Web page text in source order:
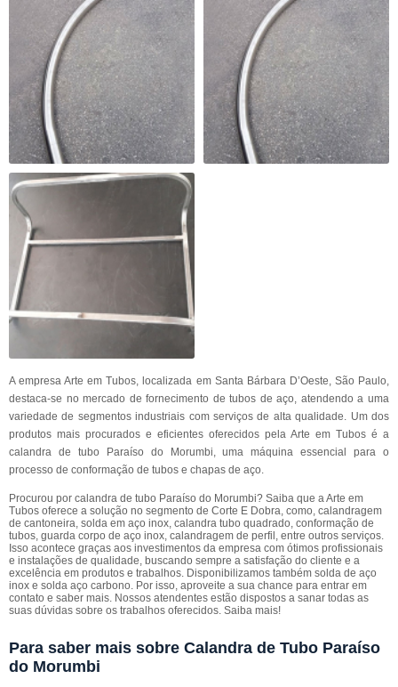
A empresa Arte em Tubos, localizada em Santa Bárbara D’Oeste, São Paulo,
destaca-se no mercado de fornecimento de tubos de aço, atendendo a uma
variedade de segmentos industriais com serviços de alta qualidade. Um dos
produtos mais procurados e eficientes oferecidos pela Arte em Tubos é a
calandra de tubo Paraíso do Morumbi, uma máquina essencial para o
processo de conformação de tubos e chapas de aço.
Procurou por calandra de tubo Paraíso do Morumbi? Saiba que a Arte em
Tubos oferece a solução no segmento de Corte E Dobra, como, calandragem
de cantoneira, solda em aço inox, calandra tubo quadrado, conformação de
tubos, guarda corpo de aço inox, calandragem de perfil, entre outros serviços.
Isso acontece graças aos investimentos da empresa com ótimos profissionais
e instalações de qualidade, buscando sempre a satisfação do cliente e a
excelência em produtos e trabalhos. Disponibilizamos também solda de aço
inox e solda aço carbono. Por isso, aproveite a sua chance para entrar em
contato e saber mais. Nossos atendentes estão dispostos a sanar todas as
suas dúvidas sobre os trabalhos oferecidos. Saiba mais!
Para saber mais sobre Calandra de Tubo Paraíso
do Morumbi